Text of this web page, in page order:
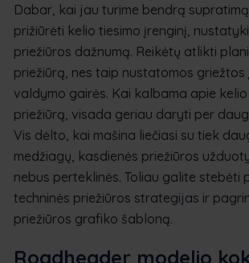
Dabar, kai jau turime bendrą
prižiūrėti kelio tiesimo įrenginį,
priežiūros dažnumą. Reikėtų atlikti
priežiūrą, nes taip nustatomos griežtos
valdymo gairės. Kai kalbama apie
priežiūrą, visada geriau daryti per
Vis dėlto, kai mašina liečiasi su tiek
medžiagų, kasdienės priežiūros
nebus perteklinės. Toliau galite stebėti
techninės priežiūros strategijas ir
priežiūros grafiko šabloną.
Roadheader modelio